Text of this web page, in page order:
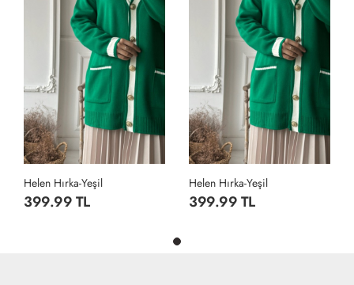
Helen Hırka-Yeşil
399.99 TL
Helen Hırka-Yeşil
399.99 TL